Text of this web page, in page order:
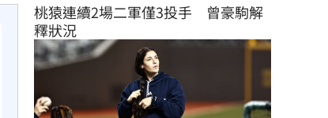
桃猿連續2場二軍僅3投手　曾豪駒解
釋狀況